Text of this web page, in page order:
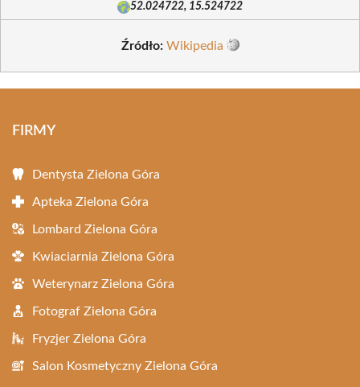
52.024722, 15.524722
Źródło: Wikipedia
FIRMY
Dentysta Zielona Góra
Apteka Zielona Góra
Lombard Zielona Góra
Kwiaciarnia Zielona Góra
Weterynarz Zielona Góra
Fotograf Zielona Góra
Fryzjer Zielona Góra
Salon Kosmetyczny Zielona Góra